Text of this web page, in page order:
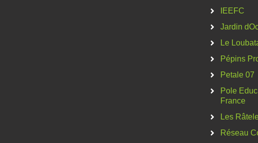
IEEFC
Jardin
Le
Pépins
Petale 07
Pole
France
Les
Réseau